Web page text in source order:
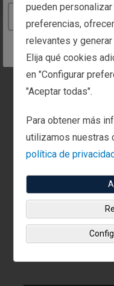
Continue
Find An
Strategy
Search Strategies
Categories
Emerging
Capabilities
All
pueden
preferencias,
relevantes y
Elija qué cookies
en "Configurar
"Aceptar todas".
Para obtener más
utilizamos nuestras
política de